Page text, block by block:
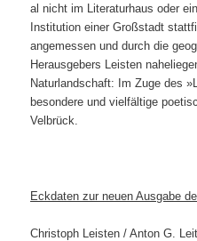
al nicht im Literaturhaus oder
Institution einer Großstadt
angemessen und durch die
Herausgebers Leisten
Naturlandschaft: Im Zuge des
besondere und vielfältige
Velbrück.
Eckdaten zur neuen Ausgabe
Christoph Leisten / Anton G.